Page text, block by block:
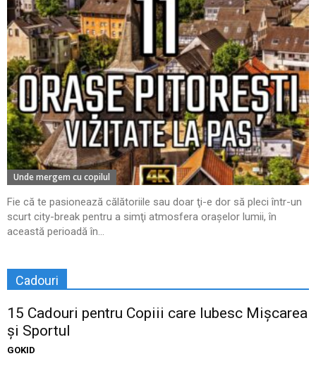
Unde mergem cu copilul
Fie că te pasionează călătoriile sau doar ţi-e dor să pleci într-un
scurt city-break pentru a simţi atmosfera oraşelor lumii, în
această perioadă în...
Cadouri
15 Cadouri pentru Copiii care Iubesc Mișcarea
și Sportul
GOKID